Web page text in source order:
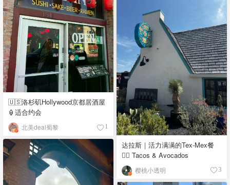
🇺🇸洛杉矶Hollywood京都居酒屋
🏮适合约会
北美deal蜀黎 1
达拉斯｜活力满满的Tex-Mex餐
👉🏼 Tacos & Avocados
樱桃小透明 3